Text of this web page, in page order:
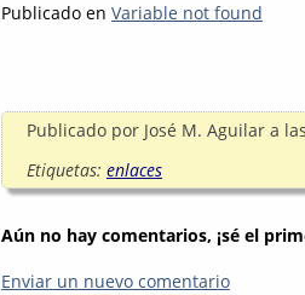
Publicado en Variable not found
Publicado por José M. Aguilar a
Etiquetas: enlaces
Aún no hay comentarios, ¡sé el
Enviar un nuevo comentario